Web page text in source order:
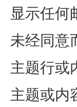
显示任何
未经同意
主题行或
主题或内